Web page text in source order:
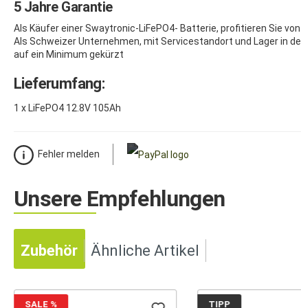
5 Jahre Garantie
Als Käufer einer Swaytronic-LiFePO4- Batterie, profitieren Sie
Als Schweizer Unternehmen, mit Servicestandort und Lager in
auf ein Minimum gekürzt
Lieferumfang:
1 x LiFePO4 12.8V 105Ah
Fehler melden
Unsere Empfehlungen
Zubehör Ähnliche Artikel
SALE % TIPP